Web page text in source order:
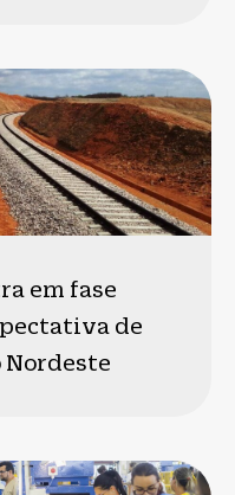
em fase
de
Nordeste